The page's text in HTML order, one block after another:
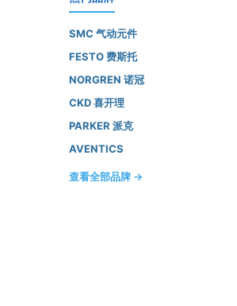
SMC 气动元件
FESTO 费斯托
NORGREN 诺冠
CKD 喜开理
PARKER 派克
AVENTICS
查看全部品牌 →